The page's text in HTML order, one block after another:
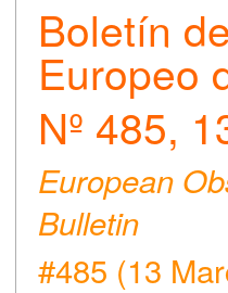
Boletín
Europeo
Nº 485,
European
Bulletin
#485 (13